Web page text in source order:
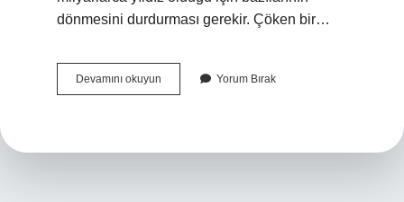
dönmesini durdurması gerekir. Çöken bir…
Devamını okuyun Gezegenler
Geri
Yorum Bırak